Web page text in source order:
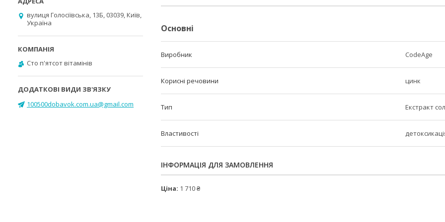
Основні
Виробник CodeAge
Корисні речовини цинк
Тип Екстракт
Властивості
ІНФОРМАЦІЯ ДЛЯ ЗАМОВЛЕННЯ
Ціна: 1 710 ₴
вулиця Голосіївська, 13Б, 03039, Київ,
Україна
Cто п'ятсот вітамінів
100500dobavok.com.ua@gmail.com